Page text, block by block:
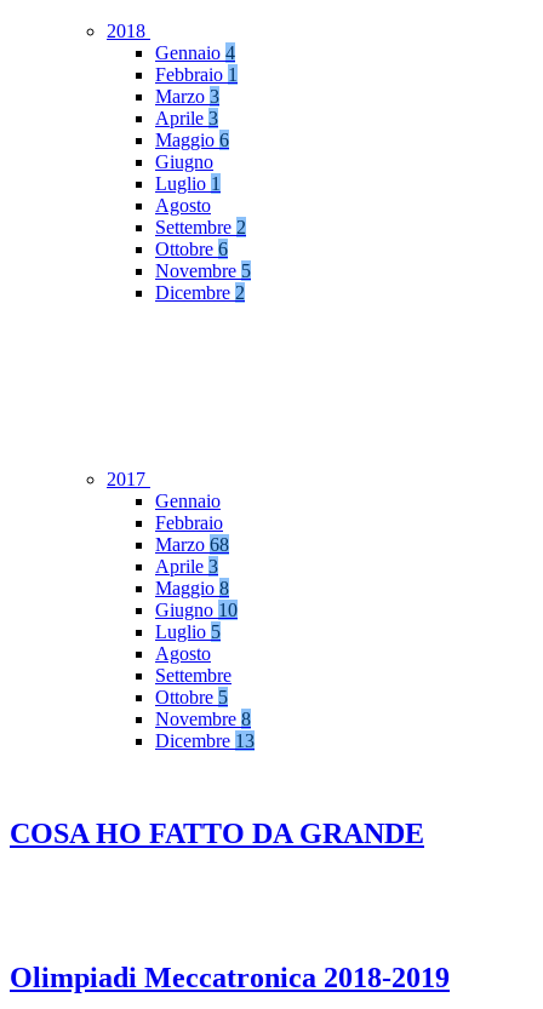
2018
Gennaio 4
Febbraio 1
Marzo 3
Aprile 3
Maggio 6
Giugno
Luglio 1
Agosto
Settembre 2
Ottobre 6
Novembre 5
Dicembre 2
2017
Gennaio
Febbraio
Marzo 68
Aprile 3
Maggio 8
Giugno 10
Luglio 5
Agosto
Settembre
Ottobre 5
Novembre 8
Dicembre 13
COSA HO FATTO DA GRANDE
Olimpiadi Meccatronica 2018-2019